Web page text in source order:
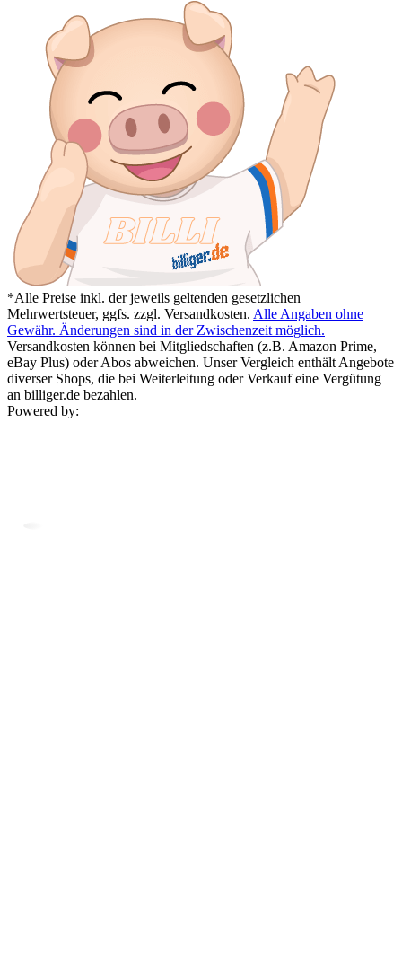
*Alle Preise inkl. der jeweils geltenden gesetzlichen
Mehrwertsteuer, ggfs. zzgl. Versandkosten. Alle Angaben ohne
Gewähr. Änderungen sind in der Zwischenzeit möglich.
Versandkosten können bei Mitgliedschaften (z.B. Amazon Prime,
eBay Plus) oder Abos abweichen. Unser Vergleich enthält Angebote
diverser Shops, die bei Weiterleitung oder Verkauf eine Vergütung
an billiger.de bezahlen.
Powered by: